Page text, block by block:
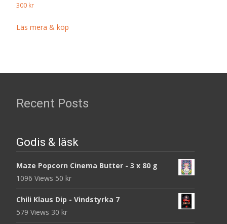
300 kr
Läs mera & köp
Recent Posts
Godis & läsk
Maze Popcorn Cinema Butter - 3 x 80 g
1096 Views 50 kr
Chili Klaus Dip - Vindstyrka 7
579 Views 30 kr